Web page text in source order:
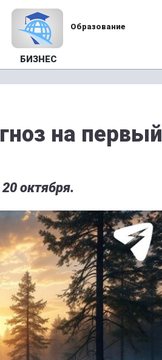
Образование
БИЗНЕС
на первый
октября.